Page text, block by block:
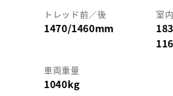
トレッド前／後
1470/1460mm
室
車両重量
1040kg